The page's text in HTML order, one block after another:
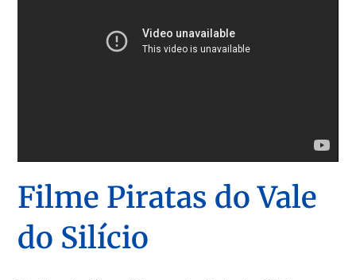
Filme Piratas do Vale
do Silício